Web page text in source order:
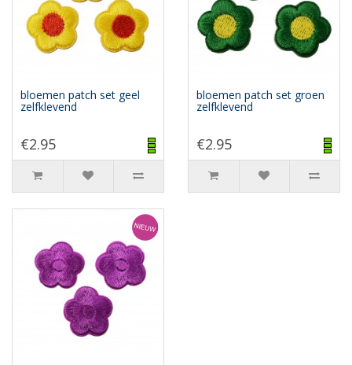
bloemen patch set geel
zelfklevend
€2.95
bloemen patch set groen
zelfklevend
€2.95